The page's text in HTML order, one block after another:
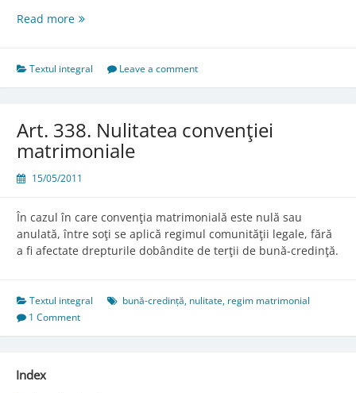
Read moreArt.
convenţiei
matrimoniale
minor
Textul integral Leave a comment
Art. 338. Nulitatea convenţiei
matrimoniale
15/05/2011
În cazul în care convenţia matrimonială este nulă sau
anulată, între soţi se aplică regimul comunităţii legale, fără
a fi afectate drepturile dobândite de terţii de bună-credinţă.
Textul integral bună-credință, nulitate, regim matrimonial
1 Comment
Index